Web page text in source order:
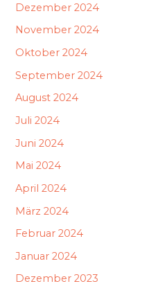
Dezember 2024
November 2024
Oktober 2024
September 2024
August 2024
Juli 2024
Juni 2024
Mai 2024
April 2024
März 2024
Februar 2024
Januar 2024
Dezember 2023